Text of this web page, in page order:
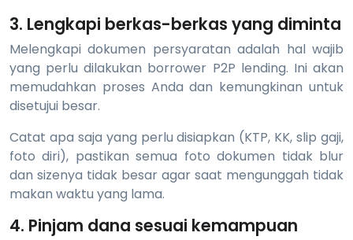
3. Lengkapi berkas-berkas yang diminta
Melengkapi dokumen persyaratan adalah hal wajib
yang perlu dilakukan borrower P2P lending. Ini akan
memudahkan proses Anda dan kemungkinan untuk
disetujui besar.
Catat apa saja yang perlu disiapkan (KTP, KK, slip gaji,
foto diri), pastikan semua foto dokumen tidak blur
dan sizenya tidak besar agar saat mengunggah tidak
makan waktu yang lama.
4. Pinjam dana sesuai kemampuan